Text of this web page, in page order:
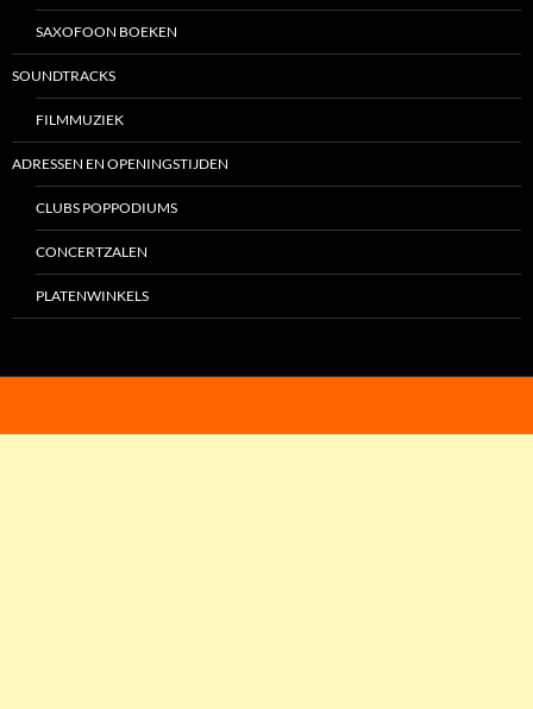
SAXOFOON BOEKEN
SOUNDTRACKS
FILMMUZIEK
ADRESSEN EN OPENINGSTIJDEN
CLUBS POPPODIUMS
CONCERTZALEN
PLATENWINKELS